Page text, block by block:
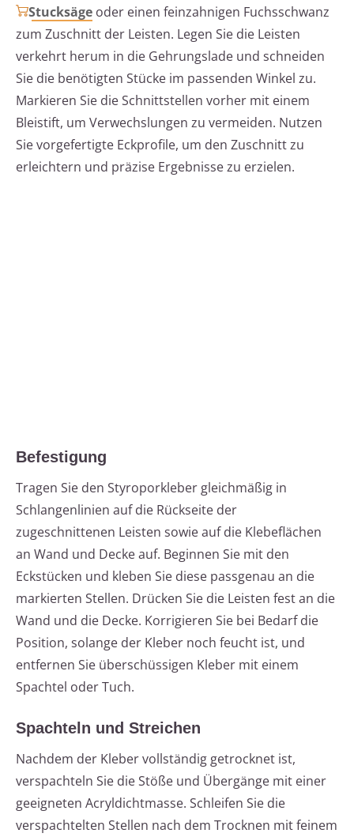
Stucksäge oder einen feinzahnigen Fuchsschwanz
zum Zuschnitt der Leisten. Legen Sie die Leisten
verkehrt herum in die Gehrungslade und schneiden
Sie die benötigten Stücke im passenden Winkel zu.
Markieren Sie die Schnittstellen vorher mit einem
Bleistift, um Verwechslungen zu vermeiden. Nutzen
Sie vorgefertigte Eckprofile, um den Zuschnitt zu
erleichtern und präzise Ergebnisse zu erzielen.
Befestigung
Tragen Sie den Styroporkleber gleichmäßig in
Schlangenlinien auf die Rückseite der
zugeschnittenen Leisten sowie auf die Klebeflächen
an Wand und Decke auf. Beginnen Sie mit den
Eckstücken und kleben Sie diese passgenau an die
markierten Stellen. Drücken Sie die Leisten fest an die
Wand und die Decke. Korrigieren Sie bei Bedarf die
Position, solange der Kleber noch feucht ist, und
entfernen Sie überschüssigen Kleber mit einem
Spachtel oder Tuch.
Spachteln und Streichen
Nachdem der Kleber vollständig getrocknet ist,
verspachteln Sie die Stöße und Übergänge mit einer
geeigneten Acryldichtmasse. Schleifen Sie die
verspachtelten Stellen nach dem Trocknen mit feinem